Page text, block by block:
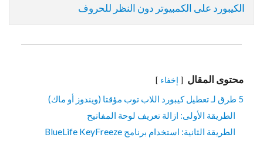
الكيبورد على الكمبيوتر دون النظر للحروف
محتوى المقال إخفاء
5 طرق لـ تعطيل كيبورد اللاب توب مؤقتا (ويندوز أو ماك)
الطريقة الأولى: ازالة تعريف لوحة المفاتيح
الطريقة الثانية: استخدام برنامج BlueLife KeyFreeze